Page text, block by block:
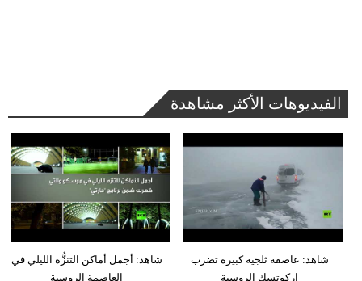
الفيديوهات الأكثر مشاهدة
شاهد: أجمل أماكن التنزُّه الليلي في
العاصمة الروسية
شاهد: عاصفة ثلجية كبيرة تضرب
إركوتسك الروسية